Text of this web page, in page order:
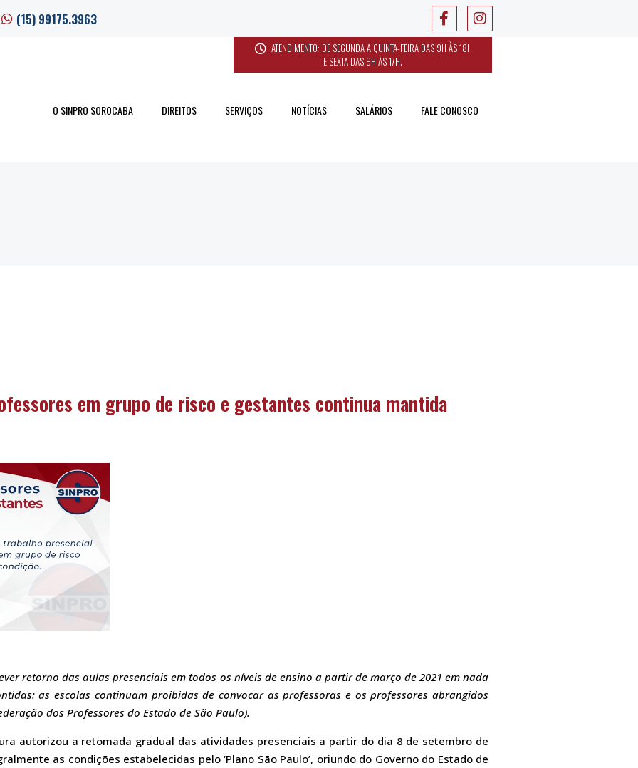
(15) 99175.3963
ATENDIMENTO: DE SEGUNDA A QUINTA-FEIRA DAS 9H ÀS 18H
E SEXTA DAS 9H ÀS 17H.
O SINPRO SOROCABA DIREITOS SERVIÇOS NOTÍCIAS SALÁRIOS FALE CONOSCO
em grupo de risco e gestantes continua mantida
retorno das aulas presenciais em todos os níveis de ensino a partir de março de 2021 em nada
as escolas continuam proibidas de convocar as professoras e os professores abrangidos
dos Professores do Estado de São Paulo).
autorizou a retomada gradual das atividades presenciais a partir do dia 8 de setembro de
as condições estabelecidas pelo ‘Plano São Paulo’, oriundo do Governo do Estado de